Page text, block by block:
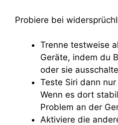
Probiere bei
Trenne testweise
Geräte, indem du
oder sie
Teste Siri dann
Wenn es dort
Problem an der
Aktiviere die